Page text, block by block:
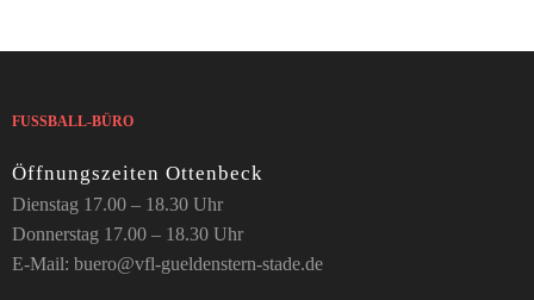
FUSSBALL-BÜRO
Öffnungszeiten Ottenbeck
Dienstag 17.00 – 18.30 Uhr
Donnerstag 17.00 – 18.30 Uhr
E-Mail: buero@vfl-gueldenstern-stade.de